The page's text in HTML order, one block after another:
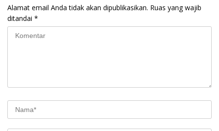
Alamat email Anda tidak akan dipublikasikan. Ruas yang wajib
ditandai *